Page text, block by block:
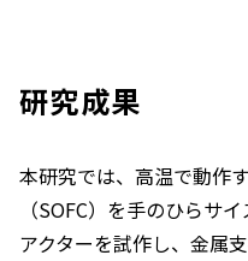
研究成果
本研究では、高温で動作
（SOFC）を手のひらサ
アクターを試作し、金属